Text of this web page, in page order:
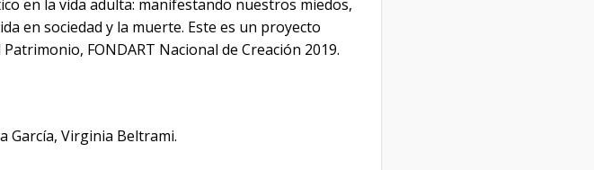
en la vida adulta: manifestando nuestros miedos,
en sociedad y la muerte. Este es un proyecto
FONDART Nacional de Creación 2019.
García, Virginia Beltrami.